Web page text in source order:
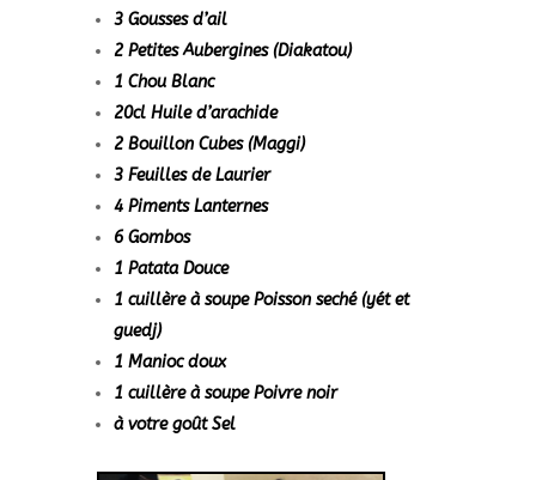
3 Gousses d’ail
2 Petites Aubergines (Diakatou)
1 Chou Blanc
20cl Huile d’arachide
2 Bouillon Cubes (Maggi)
3 Feuilles de Laurier
4 Piments Lanternes
6 Gombos
1 Patata Douce
1 cuillère à soupe Poisson seché (yét et
guedj)
1 Manioc doux
1 cuillère à soupe Poivre noir
à votre goût Sel